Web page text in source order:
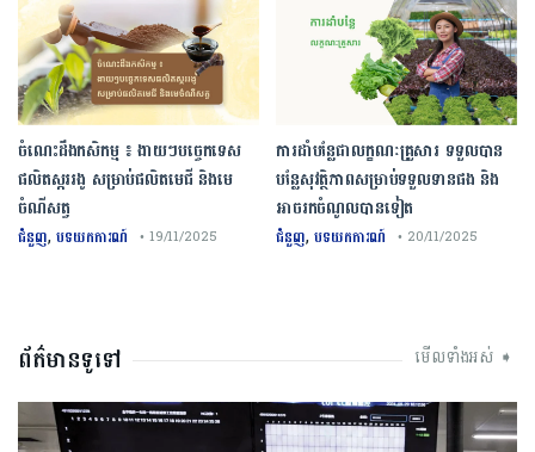
ការដាំបន្លែជាលក្ខណៈគ្រួសារ ទទួលបាន
បន្លែសុវត្ថិភាពសម្រាប់ទទួលទានផង និង
អាចរកចំណូលបានទៀត
ជំនួញ,បទយកការណ៍ • 20/11/2025
ចំណេះដឹងកសិកម្ម ៖ ងាយៗបច្ចេកទេស
ផលិតស្កររងូ សម្រាប់ផលិតមេជី និងមេ
ចំណីសត្វ
ជំនួញ,បទយកការណ៍ • 19/11/2025
ព័ត៌មានទូទៅ មើលទាំងអស់ ➧